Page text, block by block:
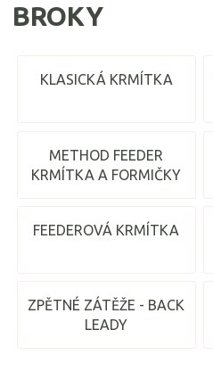
BROKY
KLASICKÁ KRMÍTKA
METHOD FEEDER
KRMÍTKA A FORMIČKY
FEEDEROVÁ KRMÍTKA
ZPĚTNÉ ZÁTĚŽE - BACK
LEADY